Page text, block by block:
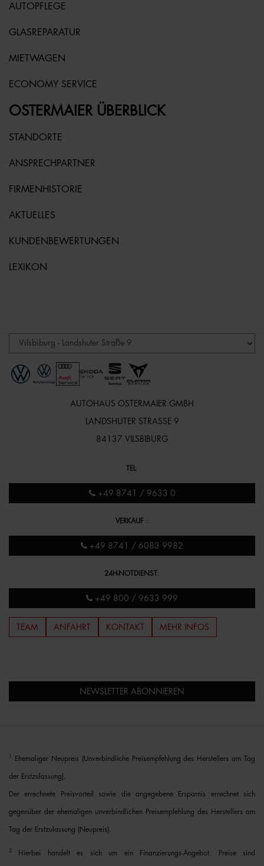
AUTOPFLEGE
GLASREPARATUR
MIETWAGEN
ECONOMY SERVICE
OSTERMAIER ÜBERBLICK
STANDORTE
ANSPRECHPARTNER
FIRMENHISTORIE
AKTUELLES
KUNDENBEWERTUNGEN
LEXIKON
AUTOHAUS OSTERMAIER GMBH
LANDSHUTER STRASSE 9
84137 VILSBIBURG
TEL :
+49 8741 / 9633 0
VERKAUF :
+49 8741 / 6083 9982
24H-NOTDIENST:
+49 800 / 9633 999
TEAM ANFAHRT KONTAKT MEHR INFOS
NEWSLETTER ABONNIEREN
Ehemaliger Neupreis (Unverbindliche Preisempfehlung des Herstellers am Tag
der Erstzulassung).
Der errechnete Preisvorteil sowie die angegebene Ersparnis errechnet sich
gegenüber der ehemaligen unverbindlichen Preisempfehlung des Herstellers am
Tag der Erstzulassung (Neupreis).
2 Hierbei handelt es sich um ein Finanzierungs-Angebot. Preise sind